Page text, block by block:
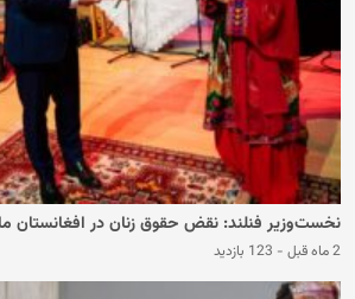
نخست‌وزیر فنلند: نقض حقوق زنان در افغانستان
2 ماه قبل - 123 بازدید